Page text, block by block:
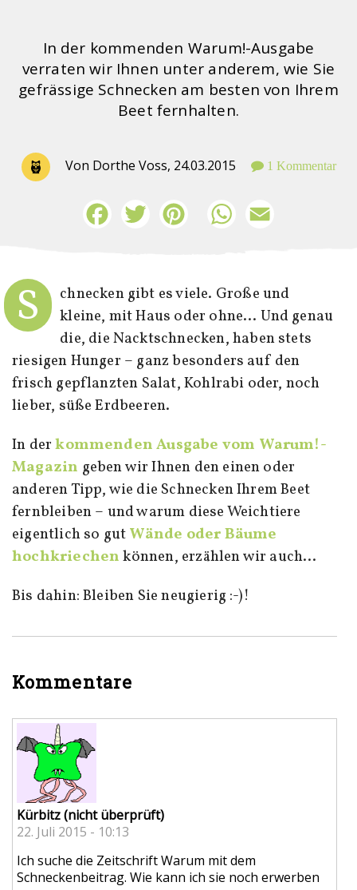
In der kommenden Warum!-Ausgabe
verraten wir Ihnen unter anderem, wie Sie
gefrässige Schnecken am besten von Ihrem
Beet fernhalten.
Von Dorthe Voss, 24.03.2015 1 Kommentar
FacebookTwitter Pinterest WhatsApp
S
chnecken gibt es viele. Große und
kleine, mit Haus oder ohne… Und genau
die, die Nacktschnecken, haben stets
riesigen Hunger – ganz besonders auf den
frisch gepflanzten Salat, Kohlrabi oder, noch
lieber, süße Erdbeeren.
In derkommenden Ausgabe vom Warum!-
Magazin geben wir Ihnen den einen oder
anderen Tipp, wie die Schnecken Ihrem Beet
fernbleiben – und warum diese Weichtiere
eigentlich so gutWände oder Bäume
hochkriechenkönnen, erzählen wir auch…
Bis dahin: Bleiben Sie neugierig :-)!
Kommentare
Kürbitz (nicht überprüft)
22. Juli 2015 - 10:13
Ich suche die Zeitschrift Warum mit dem
Schneckenbeitrag. Wie kann ich sie noch erwerben